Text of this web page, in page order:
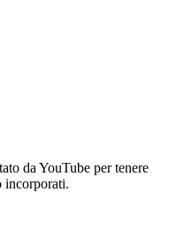
da YouTube per tenere
incorporati.